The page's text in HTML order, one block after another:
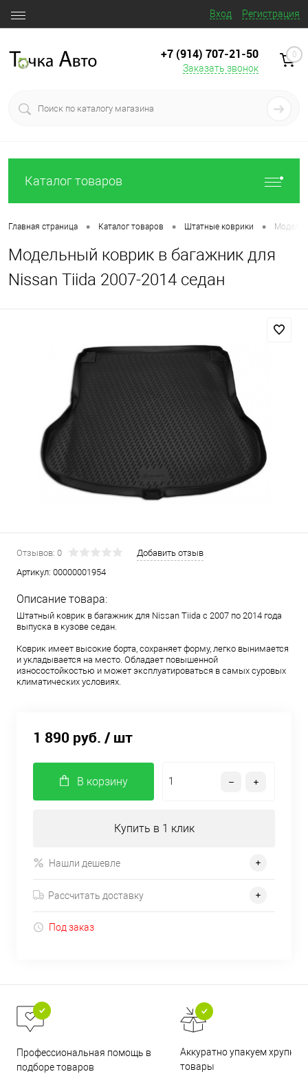
Вход Регистрация
+7 (914) 707‒21‒50
Заказать звонок
0
Каталог товаров
Главная страница • Каталог товаров • Штатные коврики •
Модельный коврик в багажник для
Nissan Tiida 2007-2014 седан
Отзывов: 0
Добавить отзыв
Артикул: 00000001954
Описание товара:
Штатный коврик в багажник для Nissan Tiida с 2007 по 2014 года
выпуска в кузове седан.
Коврик имеет высокие борта, сохраняет форму, легко вынимается
и укладывается на место. Обладает повышенной
износостойкостью и может эксплуатироваться в самых суровых
климатических условиях.
1 890 руб. / шт
В корзину
Купить в 1 клик
Нашли дешевле
Рассчитать доставку
Под заказ
Профессиональная помощь в
подборе товаров
Аккуратно упакуем хрупкие
товары